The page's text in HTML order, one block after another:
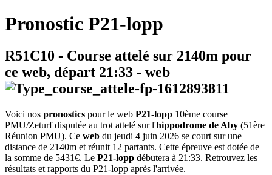
Pronostic P21-lopp
R51C10 - Course attelé sur 2140m pour
ce web, départ 21:33 - web
Voici nos pronostics pour le web P21-lopp 10ème course
PMU/Zeturf disputée au trot attelé sur l'hippodrome de Aby (51ère
Réunion PMU). Ce web du jeudi 4 juin 2026 se court sur une
distance de 2140m et réunit 12 partants. Cette épreuve est dotée de
la somme de 5431€. Le P21-lopp débutera à 21:33. Retrouvez les
résultats et rapports du P21-lopp après l'arrivée.